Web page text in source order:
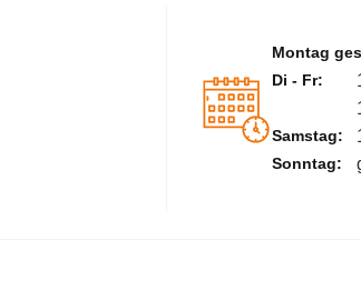
Montag
Di - Fr:
Samstag:
Sonntag: